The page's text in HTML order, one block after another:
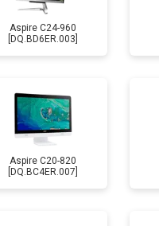
Aspire C24-960
[DQ.BD6ER.003]
Aspire C20-820
[DQ.BC4ER.007]